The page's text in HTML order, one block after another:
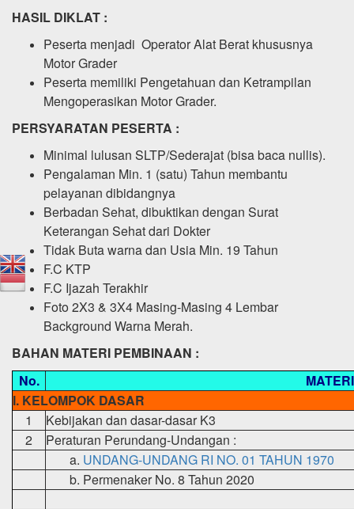
HASIL DIKLAT :
Peserta menjadi Operator Alat Berat khususnya
Motor Grader
Peserta memiliki Pengetahuan dan Ketrampilan
Mengoperasikan Motor Grader.
PERSYARATAN PESERTA :
Minimal lulusan SLTP/Sederajat (bisa baca nullis).
Pengalaman Min. 1 (satu) Tahun membantu
pelayanan dibidangnya
Berbadan Sehat, dibuktikan dengan Surat
Keterangan Sehat dari Dokter
Tidak Buta warna dan Usia Min. 19 Tahun
F.C KTP
F.C Ijazah Terakhir
Foto 2X3 & 3X4 Masing-Masing 4 Lembar
Background Warna Merah.
BAHAN MATERI PEMBINAAN :
No.
MATERI
I. KELOMPOK DASAR
1
Kebijakan dan dasar-dasar K3
2
Peraturan Perundang-Undangan :
a. UNDANG-UNDANG RI NO. 01 TAHUN 1970
b. Permenaker No. 8 Tahun 2020